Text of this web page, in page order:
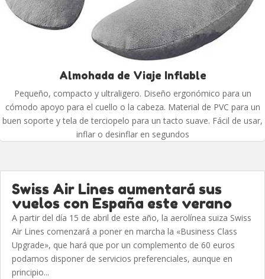
Almohada de Viaje Inflable
Pequeño, compacto y ultraligero. Diseño ergonómico para un
cómodo apoyo para el cuello o la cabeza. Material de PVC para un
buen soporte y tela de terciopelo para un tacto suave. Fácil de usar,
inflar o desinflar en segundos
Swiss Air Lines aumentará sus
vuelos con España este verano
A partir del día 15 de abril de este año, la aerolínea suiza Swiss
Air Lines comenzará a poner en marcha la «Business Class
Upgrade», que hará que por un complemento de 60 euros
podamos disponer de servicios preferenciales, aunque en
principio...